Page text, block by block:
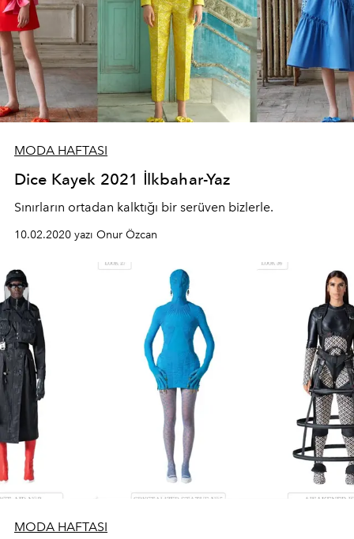
MODA HAFTASI
Dice Kayek 2021 İlkbahar-Yaz
Sınırların ortadan kalktığı bir serüven bizlerle.
10.02.2020 yazı Onur Özcan
MODA HAFTASI